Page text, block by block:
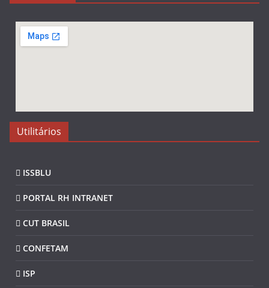
Utilitários
ISSBLU
PORTAL RH INTRANET
CUT BRASIL
CONFETAM
ISP